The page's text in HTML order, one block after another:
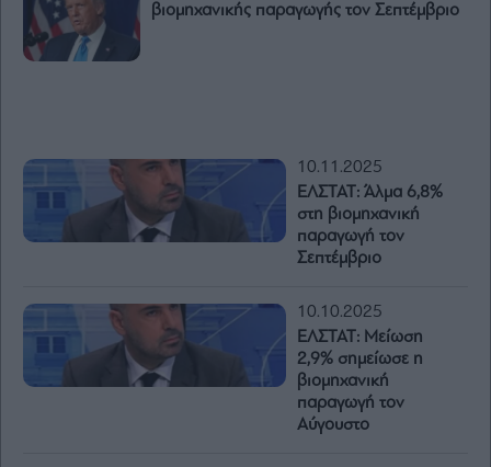
βιομηχανικής παραγωγής τον Σεπτέμβριο
10.11.2025
ΕΛΣΤΑΤ: Άλμα 6,8%
στη βιομηχανική
παραγωγή τον
Σεπτέμβριο
10.10.2025
ΕΛΣΤΑΤ: Μείωση
2,9% σημείωσε η
βιομηχανική
παραγωγή τον
Αύγουστο